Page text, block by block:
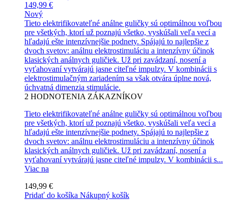
149,99 €
Nový
Tieto elektrifikovateľné análne guličky sú optimálnou voľbou
pre všetkých, ktorí už poznajú všetko, vyskúšali veľa vecí a
hľadajú ešte intenzívnejšie podnety. Spájajú to najlepšie z
dvoch svetov: análnu elektrostimuláciu a intenzívny účinok
klasických análnych guličiek. Už pri zavádzaní, nosení a
vyťahovaní vytvárajú jasne citeľné impulzy. V kombinácii s
elektrostimulačným zariadením sa však otvára úplne nová,
úchvatná dimenzia stimulácie.
2 HODNOTENIA ZÁKAZNÍKOV
Tieto elektrifikovateľné análne guličky sú optimálnou voľbou
pre všetkých, ktorí už poznajú všetko, vyskúšali veľa vecí a
hľadajú ešte intenzívnejšie podnety. Spájajú to najlepšie z
dvoch svetov: análnu elektrostimuláciu a intenzívny účinok
klasických análnych guličiek. Už pri zavádzaní, nosení a
vyťahovaní vytvárajú jasne citeľné impulzy. V kombinácii s...
Viac na
149,99 €
Pridať do košíka Nákupný košík